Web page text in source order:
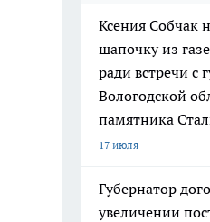
Ксения Собчак
шапочку из
ради встречи с
Вологодской
памятника
17 июля
Губернатор
увеличении